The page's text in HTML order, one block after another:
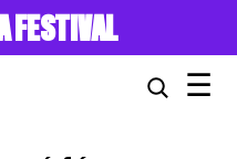
FESTIVAL
☰